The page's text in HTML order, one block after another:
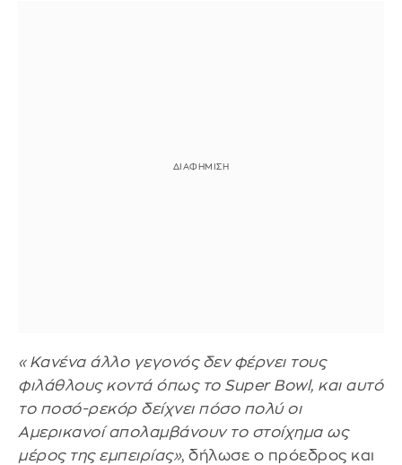
«Κανένα άλλο γεγονός δεν φέρνει τους
φιλάθλους κοντά όπως το Super Bowl, και αυτό
το ποσό-ρεκόρ δείχνει πόσο πολύ οι
Αμερικανοί απολαμβάνουν το στοίχημα ως
μέρος της εμπειρίας», δήλωσε ο πρόεδρος και